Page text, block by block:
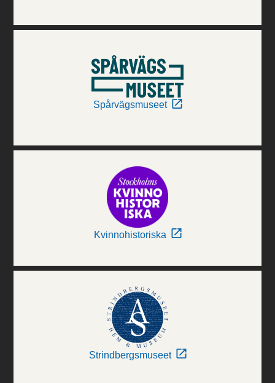
Spårvägsmuseet
Kvinnohistoriska
Strindbergsmuseet